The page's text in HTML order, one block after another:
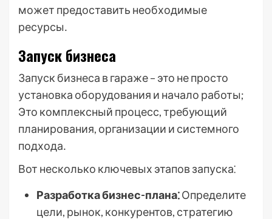
может предоставить необходимые
ресурсы․
Запуск бизнеса
Запуск бизнеса в гараже – это не просто
установка оборудования и начало работы;
Это комплексный процесс, требующий
планирования, организации и системного
подхода․
Вот несколько ключевых этапов запуска⁚
Разработка бизнес-плана⁚Определите
цели, рынок, конкурентов, стратегию